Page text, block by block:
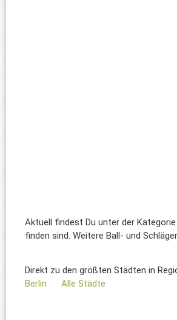
Aktuell findest Du unter der
finden sind. Weitere Ball- und
Direkt zu den größten Städten in
Berlin
Alle Städte